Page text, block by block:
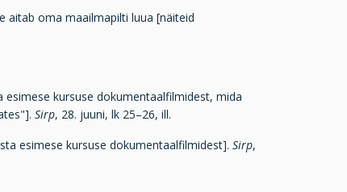
aitab oma maailmapilti luua [näiteid
esimese kursuse dokumentaalfilmidest, mida
Sirp, 28. juuni, lk 25–26, ill.
esimese kursuse dokumentaalfilmidest]. Sirp,